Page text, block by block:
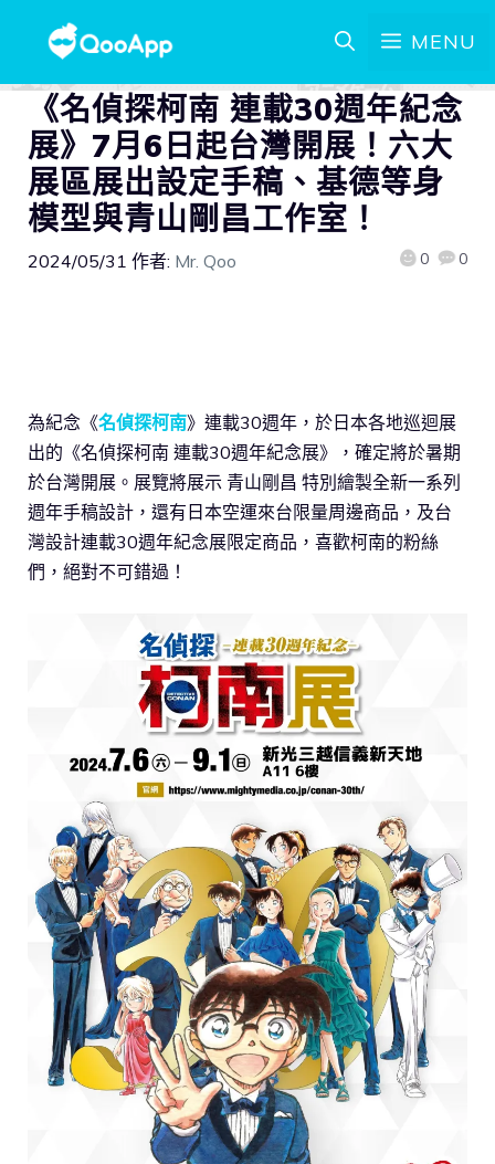
MENU
《名偵探柯南 連載30週年紀念
展》7月6日起台灣開展！六大
展區展出設定手稿、基德等身
模型與青山剛昌工作室！
2024/05/31 作者: Mr. Qoo 0 0
為紀念《名偵探柯南》連載30週年，於日本各地巡迴展
出的《名偵探柯南 連載30週年紀念展》，確定將於暑期
於台灣開展。展覽將展示 青山剛昌 特別繪製全新一系列
週年手稿設計，還有日本空運來台限量周邊商品，及台
灣設計連載30週年紀念展限定商品，喜歡柯南的粉絲
們，絕對不可錯過！